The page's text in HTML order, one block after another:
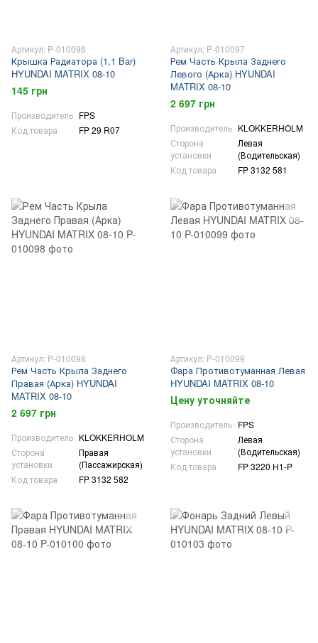
Артикул: P-010096
Крышка Радиатора (1,1 Bar)
HYUNDAI MATRIX 08-10
145 грн
Производитель FPS
Код товара
FP 29 R07
Артикул: P-010097
Рем Часть Крыла Заднего
Левого (Арка) HYUNDAI
MATRIX 08-10
2 697 грн
Производитель KLOKKERHOLM
Сторона
установки
Левая
(Водительская)
Код товара
FP 3132 581
Артикул: P-010098
Рем Часть Крыла Заднего
Правая (Арка) HYUNDAI
MATRIX 08-10
2 697 грн
Производитель KLOKKERHOLM
Сторона
установки
Правая
(Пассажирская)
Код товара
FP 3132 582
Артикул: P-010099
Фара Противотуманная Левая
HYUNDAI MATRIX 08-10
Цену уточняйте
Производитель FPS
Сторона
установки
Левая
(Водительская)
Код товара
FP 3220 H1-P